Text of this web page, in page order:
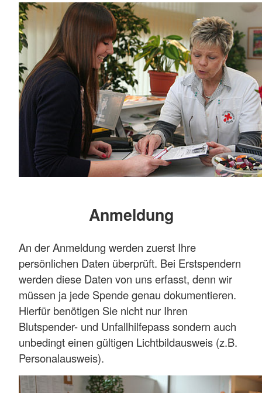
Anmeldung
An der Anmeldung werden zuerst Ihre
persönlichen Daten überprüft. Bei Erstspendern
werden diese Daten von uns erfasst, denn wir
müssen ja jede Spende genau dokumentieren.
Hierfür benötigen Sie nicht nur Ihren
Blutspender- und Unfallhilfepass sondern auch
unbedingt einen gültigen Lichtbildausweis (z.B.
Personalausweis).